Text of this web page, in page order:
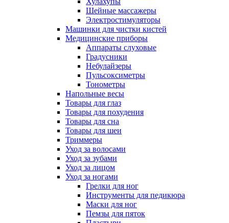
Шейные массажеры
Электростимуляторы
Машинки для чистки кистей
Медицинские приборы
Аппараты слуховые
Градусники
Небулайзеры
Пульсоксиметры
Тонометры
Напольные весы
Товары для глаз
Товары для похудения
Товары для сна
Товары для шеи
Триммеры
Уход за волосами
Уход за зубами
Уход за лицом
Уход за ногами
Грелки для ног
Инструменты для педикюра
Маски для ног
Пемзы для пяток